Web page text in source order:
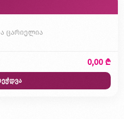
ცარიელია
0,00 ₾